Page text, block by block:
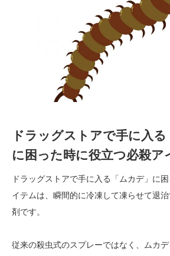
ドラッグストアで手に入る
に困った時に役立つ必殺ア
ドラッグストアで手に入る「ムカデ」に
イテムは、瞬間的に冷凍して凍らせて退
剤です。
従来の殺虫式のスプレーではなく、ムカ